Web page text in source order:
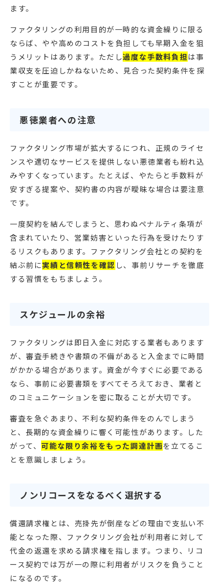
ます。
ファクタリングの利用目的が一時的な資金繰りに限る
ならば、やや高めのコストを負担しても早期入金を狙
うメリットはあります。ただし過度な手数料負担は事
業収支を圧迫しかねないため、見合った契約条件を探
すことが重要です。
悪徳業者への注意
ファクタリング市場が拡大するにつれ、正規のライセ
ンスや適切なサービスを提供しない悪徳業者も紛れ込
みやすくなっています。たとえば、やたらと手数料が
安すぎる提案や、契約書の内容が曖昧な場合は要注意
です。
一度契約を結んでしまうと、思わぬペナルティ条項が
含まれていたり、営業妨害といった行為を受けたりす
るリスクもあります。ファクタリング会社との契約を
結ぶ前に実績と信頼性を確認 し、事前リサーチを徹底
する習慣をもちましょう。
スケジュールの余裕
ファクタリングは即日入金に対応する業者もあります
が、審査手続きや書類の不備があると入金までに時間
がかかる場合があります。資金が今すぐに必要である
なら、事前に必要書類をすべてそろえておき、業者と
のコミュニケーションを密に取ることが大切です。
審査を急ぐあまり、不利な契約条件をのんでしまう
と、長期的な資金繰りに響く可能性があります。した
がって、 可能な限り余裕をもった調達計画を立てるこ
とを意識しましょう。
ノンリコースをなるべく選択する
償還請求権とは、売掛先が倒産などの理由で支払い不
能となった際、ファクタリング会社が利用者に対して
代金の返還を求める請求権を指します。つまり、リコ
ース契約では万が一の際に利用者がリスクを負うこと
になるのです。